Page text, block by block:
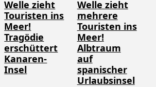
Welle zieht
Touristen ins
Meer!
Tragödie
erschüttert
Kanaren-
Insel
Welle zieht
mehrere
Touristen ins
Meer!
Albtraum
auf
spanischer
Urlaubsinsel